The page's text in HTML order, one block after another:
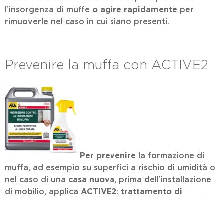
l’insorgenza di muffe o agire rapidamente per
rimuoverle nel caso in cui siano presenti.
Prevenire la muffa con ACTIVE2
Per prevenire la formazione di
muffa, ad esempio su superfici a rischio di umidità o
nel caso di una casa nuova, prima dell’installazione
di mobilio, applica ACTIVE2: trattamento di